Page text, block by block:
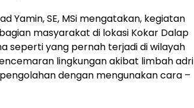
Yamin, SE, MSi mengatakan, kegiatan
masyarakat di lokasi Kokar Dalap
seperti yang pernah terjadi di wilayah
lingkungan akibat limbah adri
dengan mengunakan cara –